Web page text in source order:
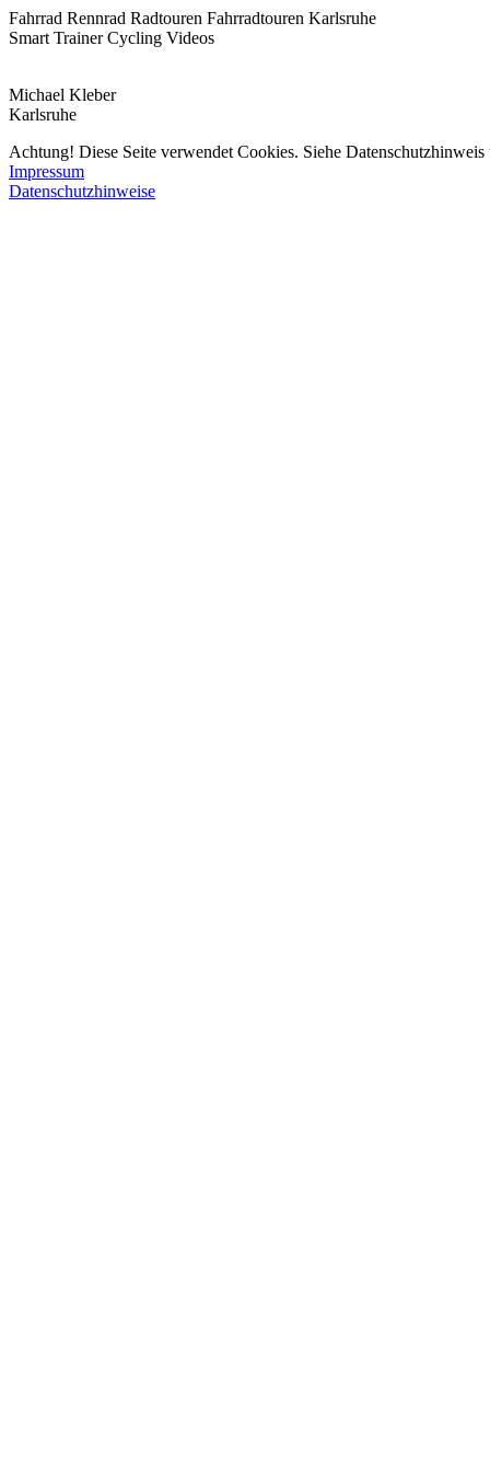
Fahrrad Rennrad Radtouren Fahrradtouren Karlsruhe
Smart Trainer Cycling Videos
Michael Kleber
Karlsruhe
Achtung! Diese Seite verwendet Cookies. Siehe Datenschutzhinweis
Impressum
Datenschutzhinweise